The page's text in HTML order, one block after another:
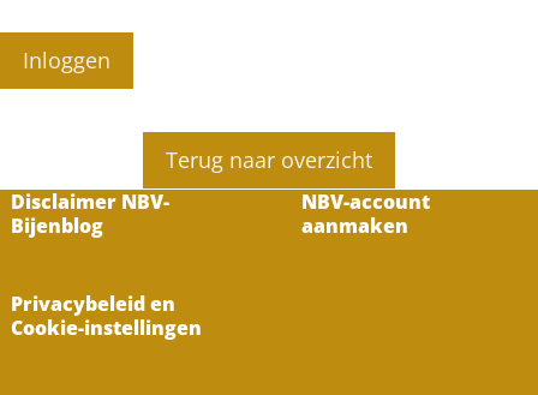
Inloggen
Terug naar overzicht
Disclaimer NBV-
Bijenblog
NBV-account
aanmaken
Privacybeleid en
Cookie-instellingen